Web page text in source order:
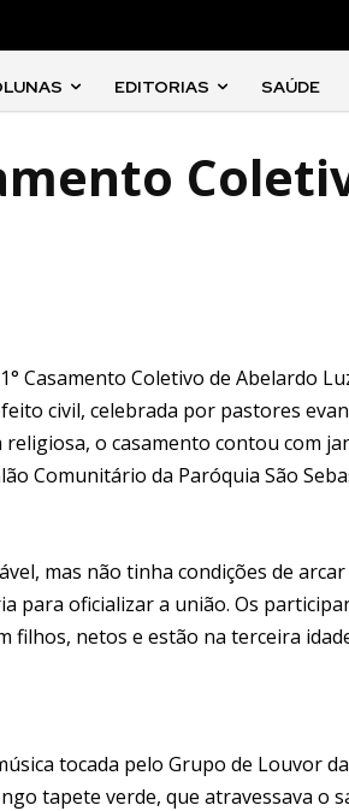
EDITORIAS SAÚDE
Casamento Coletivo de Abelardo
civil, celebrada por pastores
o casamento contou com
Comunitário da Paróquia São
mas não tinha condições de arcar
para oficializar a união. Os
filhos, netos e estão na terceira
tocada pelo Grupo de Louvor
tapete verde, que atravessava o